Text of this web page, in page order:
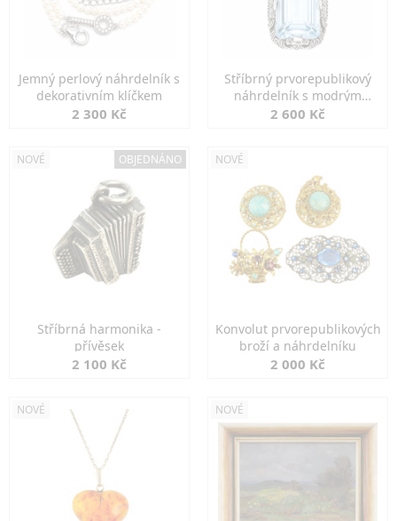
Jemný perlový náhrdelník s
dekorativním klíčkem
2 300 Kč
Stříbrný prvorepublikový
náhrdelník s modrým
spinelem
2 600 Kč
NOVÉ OBJEDNÁNO
Stříbrná harmonika -
přívěsek
2 100 Kč
NOVÉ
Konvolut prvorepublikových
broží a náhrdelníku
2 000 Kč
NOVÉ NOVÉ